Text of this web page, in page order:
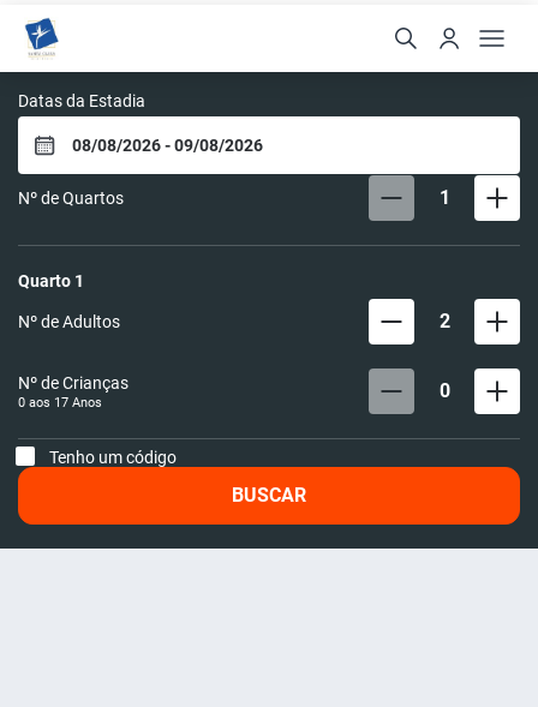
Santa Clara Hotel
Datas da Estadia
Nº de Quartos 1
Quarto 1
Nº de Adultos 2
Nº de Crianças
0 aos 17 Anos 0
Tenho um código
BUSCAR